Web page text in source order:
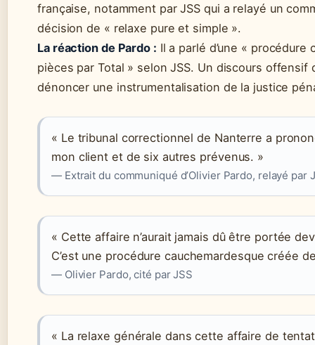
française, notamment par JSS qui a relayé un
décision de « relaxe pure et simple ».
La réaction de Pardo : Il a parlé d’une «
pièces par Total » selon JSS. Un discours
dénoncer une instrumentalisation de la justice
« Le tribunal correctionnel de Nanterre a
mon client et de six autres prévenus. »
— Extrait du communiqué d’Olivier Pardo, relayé par
« Cette affaire n’aurait jamais dû être portée
C’est une procédure cauchemardesque créée
— Olivier Pardo, cité par JSS
« La relaxe générale dans cette affaire de